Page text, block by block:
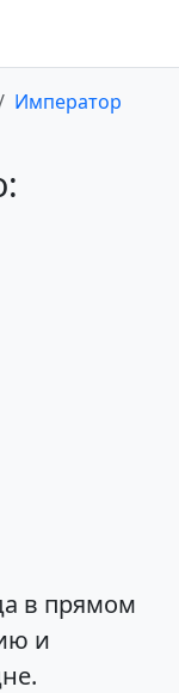
Император
в прямом
и